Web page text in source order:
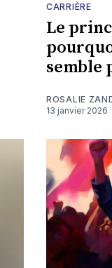
CARRIÈRE
Le
semble
ROSALIE
13 janvier 2026